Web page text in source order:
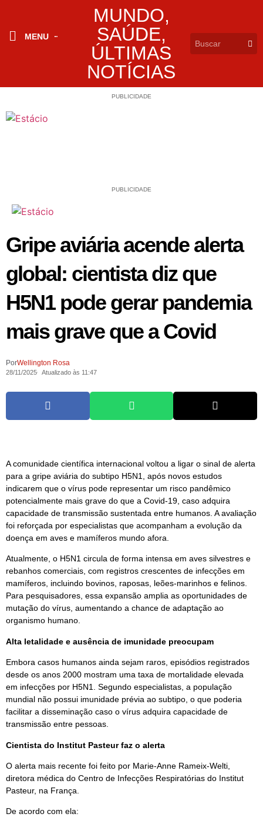
MENU
MUNDO,
SAÚDE,
ÚLTIMAS
NOTÍCIAS
PUBLICIDADE
PUBLICIDADE
Gripe aviária acende alerta
global: cientista diz que
H5N1 pode gerar pandemia
mais grave que a Covid
PorWellington Rosa
28/11/2025 Atualizado às 11:47
A comunidade científica internacional voltou a ligar o sinal de alerta
para a gripe aviária do subtipo H5N1, após novos estudos
indicarem que o vírus pode representar um risco pandêmico
potencialmente mais grave do que a Covid-19, caso adquira
capacidade de transmissão sustentada entre humanos. A avaliação
foi reforçada por especialistas que acompanham a evolução da
doença em aves e mamíferos mundo afora.
Atualmente, o H5N1 circula de forma intensa em aves silvestres e
rebanhos comerciais, com registros crescentes de infecções em
mamíferos, incluindo bovinos, raposas, leões-marinhos e felinos.
Para pesquisadores, essa expansão amplia as oportunidades de
mutação do vírus, aumentando a chance de adaptação ao
organismo humano.
Alta letalidade e ausência de imunidade preocupam
Embora casos humanos ainda sejam raros, episódios registrados
desde os anos 2000 mostram uma taxa de mortalidade elevada
em infecções por H5N1. Segundo especialistas, a população
mundial não possui imunidade prévia ao subtipo, o que poderia
facilitar a disseminação caso o vírus adquira capacidade de
transmissão entre pessoas.
Cientista do Institut Pasteur faz o alerta
O alerta mais recente foi feito por Marie-Anne Rameix-Welti,
diretora médica do Centro de Infecções Respiratórias do Institut
Pasteur, na França.
De acordo com ela: